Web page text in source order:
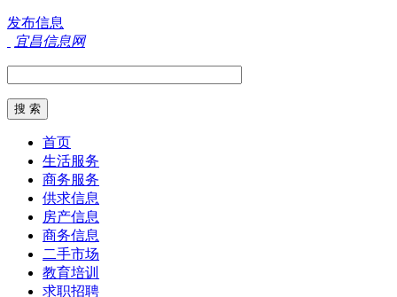
发布信息
宜昌信息网
首页
生活服务
商务服务
供求信息
房产信息
商务信息
二手市场
教育培训
求职招聘